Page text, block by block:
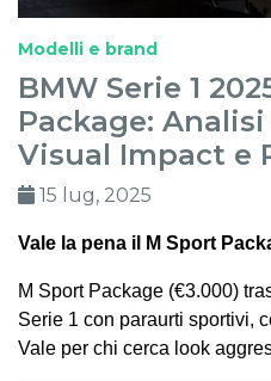
Modelli e brand
BMW Serie 1
Package:
Visual Impact e
15 lug, 2025
Vale la pena il M Sport
M Sport Package (€3.000)
Serie 1 con paraurti sportivi,
Vale per chi cerca look